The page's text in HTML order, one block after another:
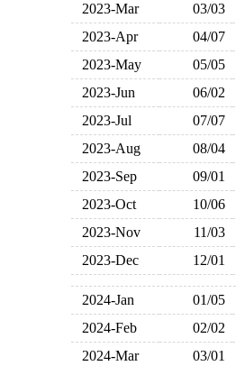
2023-Mar
03/03
2023-Apr
04/07
2023-May
05/05
2023-Jun
06/02
2023-Jul
07/07
2023-Aug
08/04
2023-Sep
09/01
2023-Oct
10/06
2023-Nov
11/03
2023-Dec
12/01
2024-Jan 01/05
2024-Feb
02/02
2024-Mar
03/01